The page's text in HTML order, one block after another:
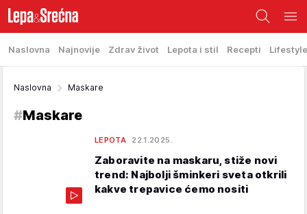
Naslovna Najnovije Zdrav život Lepota i stil Recepti Lifestyle
Naslovna Maskare
#Maskare
LEPOTA 22.1.2025.
Zaboravite na maskaru, stiže novi
trend: Najbolji šminkeri sveta otkrili
kakve trepavice ćemo nositi